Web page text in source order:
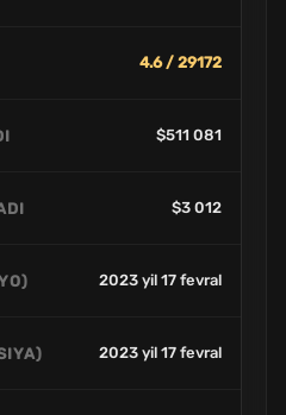
4.6 / 29172
$511 081
$3 012
2023 yil 17 fevral
2023 yil 17 fevral